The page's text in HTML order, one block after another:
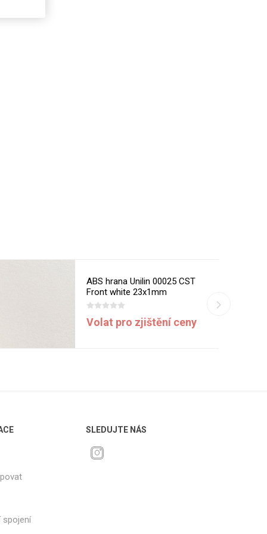
ABS hrana Unilin 00025 CST
Front white 23x1mm
Volat pro zjištění ceny
spojení
SLEDUJTE NÁS